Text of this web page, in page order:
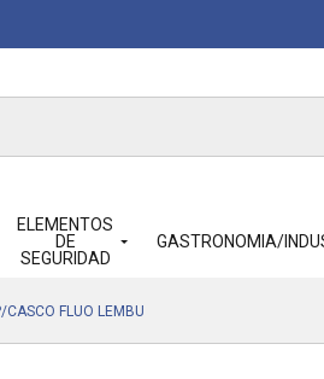
ELEMENTOS
DE
SEGURIDAD
GASTRONOMIA/
CASCO FLUO LEMBU